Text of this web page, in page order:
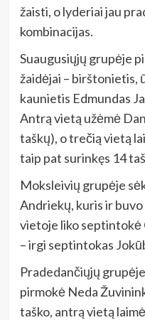
žaisti, o lyderiai jau
kombinacijas.
Suaugusiųjų grupėje
žaidėjai – birštonietis,
kaunietis Edmundas
Antrą vietą užėmė
taškų), o trečią vietą
taip pat surinkęs 14
Moksleivių grupėje
Andriekų, kuris ir
vietoje liko septintokė
– irgi septintokas
Pradedančiųjų
pirmokė Neda
taško, antrą vietą